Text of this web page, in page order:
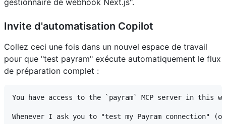
gestionnaire de webhook Next.js".
Invite d'automatisation Copilot
Collez ceci une fois dans un nouvel espace de travail
pour que "test payram" exécute automatiquement le flux
de préparation complet :
You have access to the `payram` MCP server in this
Whenever I ask you to "test my Payram